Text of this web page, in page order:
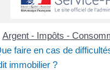
Argent - Impôts -
faire en cas de
immobilier ?